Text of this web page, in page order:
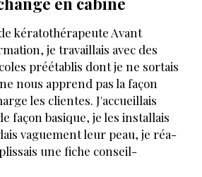
kératothérapeute Avant
je travaillais avec des
préétablis dont je ne sortais
nous apprend pas la fa­çon
les clientes. J'accueillais
façon basique, je les installais
vaguement leur peau, je réa­
une fiche conseil-